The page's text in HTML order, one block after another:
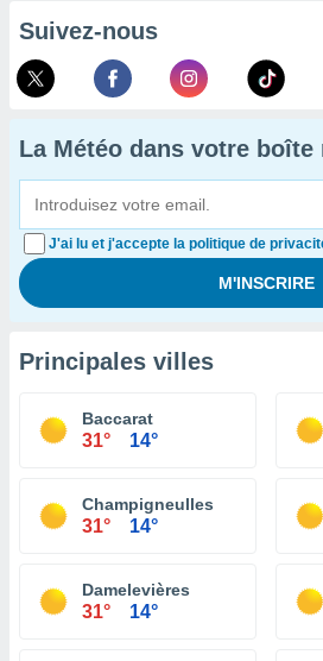
Suivez-nous
La Météo dans votre boîte
J'ai lu et j'accepte la politique de
Principales villes
Baccarat
31° 14°
Champigneulles
31° 14°
Damelevières
31° 14°